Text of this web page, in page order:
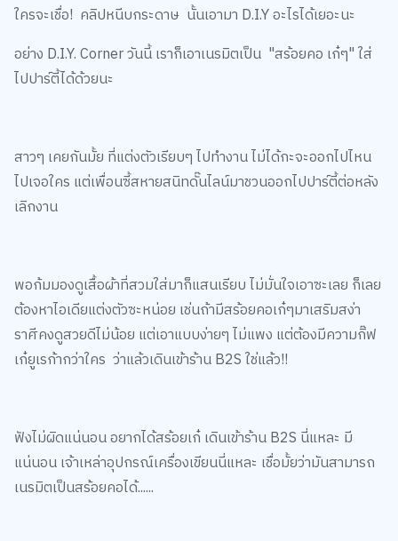
ใครจะเชื่อ! คลิปหนีบกระดาษ นั้นเอามา D.I.Y อะไรได้เยอะนะ
อย่าง D.I.Y. Corner วันนี้ เราก็เอาเนรมิตเป็น "สร้อยคอ เก๋ๆ" ใส่
ไปปาร์ตี้ได้ด้วยนะ
สาวๆ เคยกันมั้ย ที่แต่งตัวเรียบๆ ไปทำงาน ไม่ได้กะจะออกไปไหน
ไปเจอใคร แต่เพื่อนซี้สหายสนิทดั๊นไลน์มาชวนออกไปปาร์ตี้ต่อหลัง
เลิกงาน
พอก้มมองดูเสื้อผ้าที่สวมใส่มาก็แสนเรียบ ไม่มั่นใจเอาซะเลย ก็เลย
ต้องหาไอเดียแต่งตัวซะหน่อย เช่นถ้ามีสร้อยคอเก๋ๆมาเสริมสง่า
ราศีคงดูสวยดีไม่น้อย แต่เอาแบบง่ายๆ ไม่แพง แต่ต้องมีความกิ๊ฟ
เก๋ยูเรก้ากว่าใคร ว่าแล้วเดินเข้าร้าน B2S ใช่แล้ว!!
ฟังไม่ผิดแน่นอน อยากได้สร้อยเก๋ เดินเข้าร้าน B2S นี่แหละ มี
แน่นอน เจ้าเหล่าอุปกรณ์เครื่องเขียนนี่แหละ เชื่อมั้ยว่ามันสามารถ
เนรมิตเป็นสร้อยคอได้......